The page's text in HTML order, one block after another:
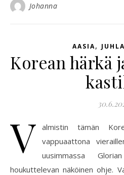
Johanna
AASIA,
Korean härkä
V almistin tämän
vappuaattona
uusimmassa
houkuttelevan näköinen ohje.